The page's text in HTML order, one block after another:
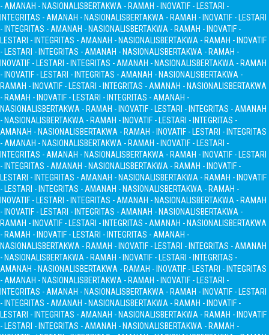
- AMANAH - NASIONALISBERTAKWA - RAMAH - INOVATIF - LESTARI -
INTEGRITAS - AMANAH - NASIONALISBERTAKWA - RAMAH - INOVATIF - LESTARI
- INTEGRITAS - AMANAH - NASIONALISBERTAKWA - RAMAH - INOVATIF -
LESTARI - INTEGRITAS - AMANAH - NASIONALISBERTAKWA - RAMAH - INOVATIF
- LESTARI - INTEGRITAS - AMANAH - NASIONALISBERTAKWA - RAMAH -
INOVATIF - LESTARI - INTEGRITAS - AMANAH - NASIONALISBERTAKWA - RAMAH
- INOVATIF - LESTARI - INTEGRITAS - AMANAH - NASIONALISBERTAKWA -
RAMAH - INOVATIF - LESTARI - INTEGRITAS - AMANAH - NASIONALISBERTAKWA
- RAMAH - INOVATIF - LESTARI - INTEGRITAS - AMANAH -
NASIONALISBERTAKWA - RAMAH - INOVATIF - LESTARI - INTEGRITAS - AMANAH
- NASIONALISBERTAKWA - RAMAH - INOVATIF - LESTARI - INTEGRITAS -
AMANAH - NASIONALISBERTAKWA - RAMAH - INOVATIF - LESTARI - INTEGRITAS
- AMANAH - NASIONALISBERTAKWA - RAMAH - INOVATIF - LESTARI -
INTEGRITAS - AMANAH - NASIONALISBERTAKWA - RAMAH - INOVATIF - LESTARI
- INTEGRITAS - AMANAH - NASIONALISBERTAKWA - RAMAH - INOVATIF -
LESTARI - INTEGRITAS - AMANAH - NASIONALISBERTAKWA - RAMAH - INOVATIF
- LESTARI - INTEGRITAS - AMANAH - NASIONALISBERTAKWA - RAMAH -
INOVATIF - LESTARI - INTEGRITAS - AMANAH - NASIONALISBERTAKWA - RAMAH
- INOVATIF - LESTARI - INTEGRITAS - AMANAH - NASIONALISBERTAKWA -
RAMAH - INOVATIF - LESTARI - INTEGRITAS - AMANAH - NASIONALISBERTAKWA
- RAMAH - INOVATIF - LESTARI - INTEGRITAS - AMANAH -
NASIONALISBERTAKWA - RAMAH - INOVATIF - LESTARI - INTEGRITAS - AMANAH
- NASIONALISBERTAKWA - RAMAH - INOVATIF - LESTARI - INTEGRITAS -
AMANAH - NASIONALISBERTAKWA - RAMAH - INOVATIF - LESTARI - INTEGRITAS
- AMANAH - NASIONALISBERTAKWA - RAMAH - INOVATIF - LESTARI -
INTEGRITAS - AMANAH - NASIONALISBERTAKWA - RAMAH - INOVATIF - LESTARI
- INTEGRITAS - AMANAH - NASIONALISBERTAKWA - RAMAH - INOVATIF -
LESTARI - INTEGRITAS - AMANAH - NASIONALISBERTAKWA - RAMAH - INOVATIF
- LESTARI - INTEGRITAS - AMANAH - NASIONALISBERTAKWA - RAMAH -